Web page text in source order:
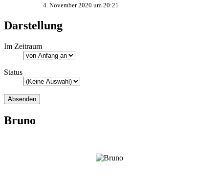
4. November 2020 um 20:21
Darstellung
Im Zeitraum
Status
Bruno